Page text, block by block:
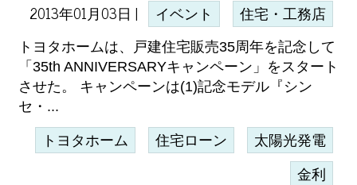
2013年01月03日 | イベント 住宅・工務店
トヨタホームは、戸建住宅販売35周年を記念して
「35th ANNIVERSARYキャンペーン」をスタート
させた。 キャンペーンは(1)記念モデル『シン
セ・...
トヨタホーム 住宅ローン 太陽光発電
金利